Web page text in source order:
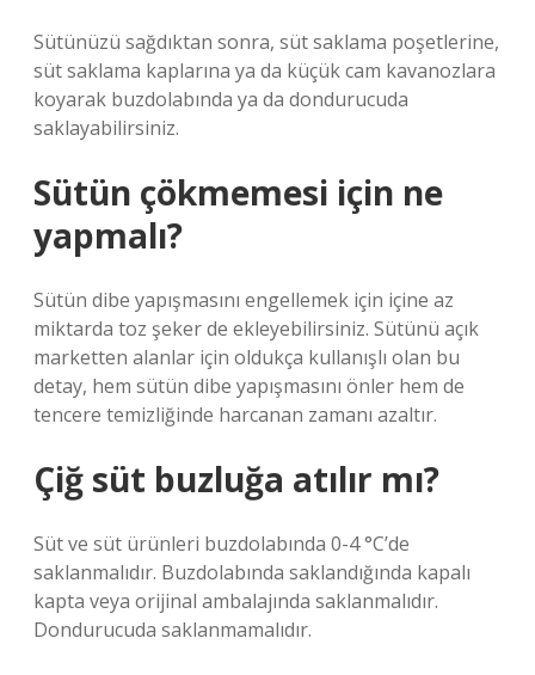
Sütünüzü sağdıktan sonra, süt saklama poşetlerine,
süt saklama kaplarına ya da küçük cam kavanozlara
koyarak buzdolabında ya da dondurucuda
saklayabilirsiniz.
Sütün çökmemesi için ne
yapmalı?
Sütün dibe yapışmasını engellemek için içine az
miktarda toz şeker de ekleyebilirsiniz. Sütünü açık
marketten alanlar için oldukça kullanışlı olan bu
detay, hem sütün dibe yapışmasını önler hem de
tencere temizliğinde harcanan zamanı azaltır.
Çiğ süt buzluğa atılır mı?
Süt ve süt ürünleri buzdolabında 0-4 °C’de
saklanmalıdır. Buzdolabında saklandığında kapalı
kapta veya orijinal ambalajında ​​saklanmalıdır.
Dondurucuda saklanmamalıdır.